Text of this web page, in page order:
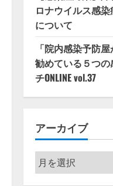
ロナウイルス感
について
「院内感染予防
勧めている５つの
チONLINE vol.37
アーカイブ
ア
ー